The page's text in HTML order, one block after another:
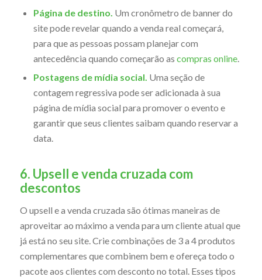
Página de destino. Um cronômetro de banner do
site pode revelar quando a venda real começará,
para que as pessoas possam planejar com
antecedência quando começarão as compras online.
Postagens de mídia social. Uma seção de
contagem regressiva pode ser adicionada à sua
página de mídia social para promover o evento e
garantir que seus clientes saibam quando reservar a
data.
6. Upsell e venda cruzada com
descontos
O upsell e a venda cruzada são ótimas maneiras de
aproveitar ao máximo a venda para um cliente atual que
já está no seu site. Crie combinações de 3 a 4 produtos
complementares que combinem bem e ofereça todo o
pacote aos clientes com desconto no total. Esses tipos